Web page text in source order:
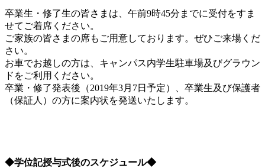
卒業生・修了生の皆さまは、午前9時45分までに受付をすま
せてご着席ください。
ご家族の皆さまの席もご用意しております。ぜひご来場くだ
さい。
お車でお越しの方は、キャンパス内学生駐車場及びグラウン
ドをご利用ください。
卒業・修了発表後（2019年3月7日予定）、卒業生及び保護者
（保証人）の方に案内状を発送いたします。
◆学位記授与式後のスケジュール◆